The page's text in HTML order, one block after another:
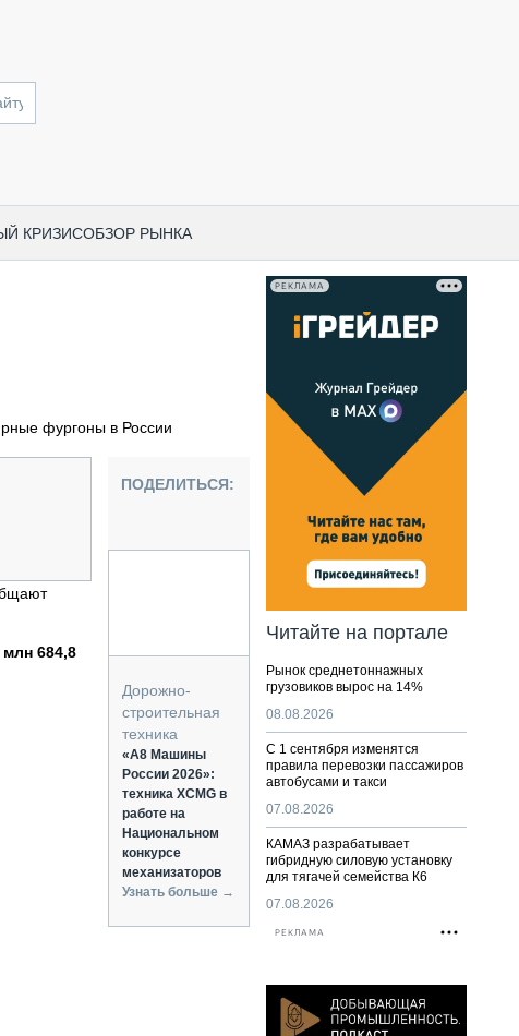
КРИЗИСОБЗОР РЫНКА
ТЕХНИКА
ТЕХНИКА
ТЕХНИКА
СПЕЦИАЛЬНОГО НАЗНАЧЕНИЯ
И СКЛАД
фургоны в России
млн 684,8
ПОДЕЛИТЬСЯ:
Дорожно-
строительная
техника
«А8 Машины
России 2026»:
техника XCMG в
работе на
Национальном
конкурсе
механизаторов
Узнать больше →
РЕКЛАМА
Читайте на портале
Рынок среднетоннажных
грузовиков вырос на 14%
08.08.2026
С 1 сентября изменятся
правила перевозки пассажиров
автобусами и такси
07.08.2026
КАМАЗ разрабатывает
гибридную силовую установку
для тягачей семейства К6
07.08.2026
РЕКЛАМА